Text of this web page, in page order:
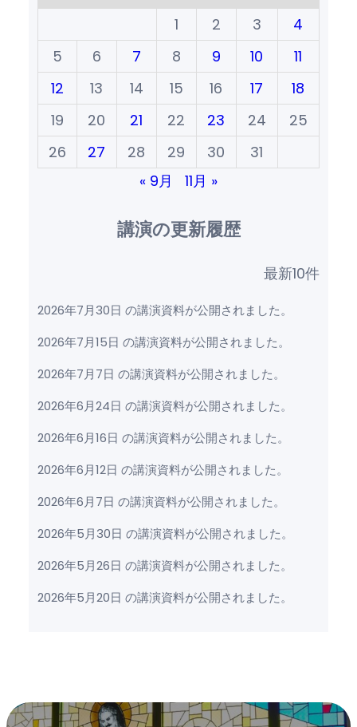
1
2 3
4
5
6 7 8 9 10
11
12
13 14 15 16 17
18
19
20 21 22 23 24
25
26
27 28 29 30
31
« 9月
11月 »
講演の更新履歴
最新10件
2026年7月30日 の講演資料が公開されました。
2026年7月15日 の講演資料が公開されました。
2026年7月7日 の講演資料が公開されました。
2026年6月24日 の講演資料が公開されました。
2026年6月16日 の講演資料が公開されました。
2026年6月12日 の講演資料が公開されました。
2026年6月7日 の講演資料が公開されました。
2026年5月30日 の講演資料が公開されました。
2026年5月26日 の講演資料が公開されました。
2026年5月20日 の講演資料が公開されました。